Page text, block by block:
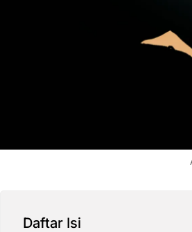
Daftar Isi